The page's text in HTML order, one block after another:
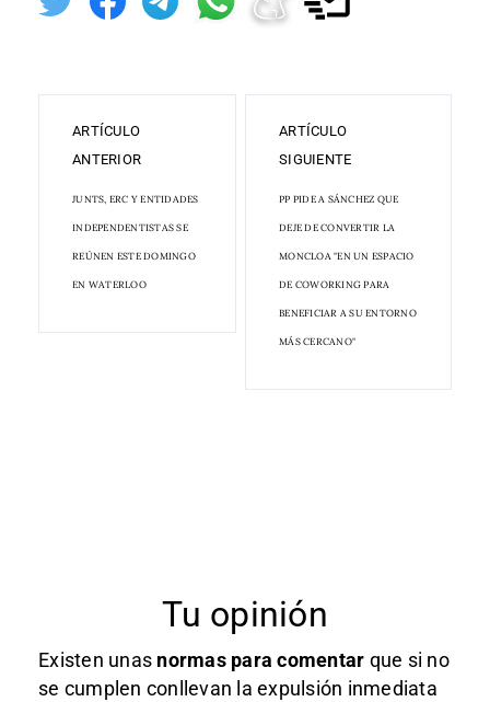
ARTÍCULO
ANTERIOR
JUNTS, ERC Y ENTIDADES
INDEPENDENTISTAS SE
REÚNEN ESTE DOMINGO
EN WATERLOO
ARTÍCULO
SIGUIENTE
PP PIDE A SÁNCHEZ QUE
DEJE DE CONVERTIR LA
MONCLOA "EN UN ESPACIO
DE COWORKING PARA
BENEFICIAR A SU ENTORNO
MÁS CERCANO"
Tu opinión
Existen unas normas para comentar que si no
se cumplen conllevan la expulsión inmediata